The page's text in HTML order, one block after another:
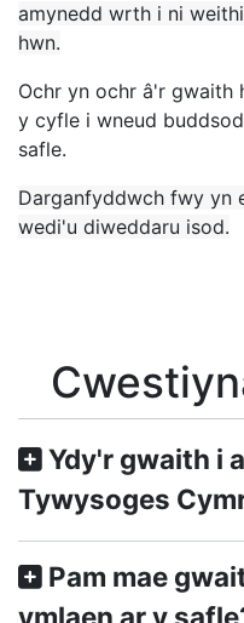
amynedd wrth i ni
hwn.
Ochr yn ochr â'r gwaith
y cyfle i wneud
safle.
Darganfyddwch fwy yn
wedi'u diweddaru isod.
Ydy'r gwaith i
Tywysoges
Pam mae
ymlaen ar y